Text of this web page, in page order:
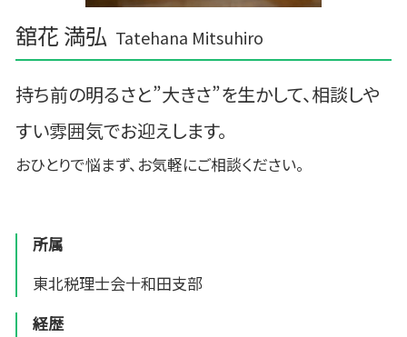
舘花 満弘 Tatehana Mitsuhiro
持ち前の明るさと”大きさ”を生かして、相談しや
すい雰囲気でお迎えします。
おひとりで悩まず、お気軽にご相談ください。
所属
東北税理士会十和田支部
経歴